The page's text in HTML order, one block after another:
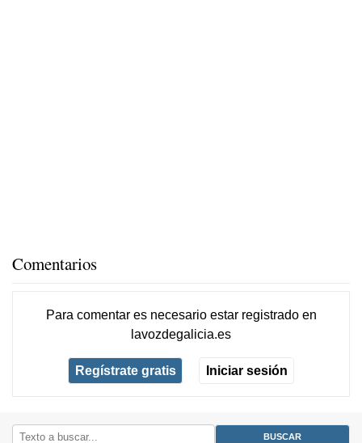
Comentarios
Para comentar es necesario estar registradoen
lavozdegalicia.es
Regístrate gratis Iniciar sesión